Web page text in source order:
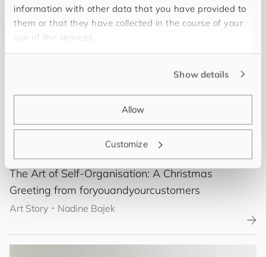
information with other data that you have provided to
them or that they have collected in the course of your
use of the services.
Show details
Allow
Customize
The Art of Self-Organisation: A Christmas
Greeting from foryouandyourcustomers
Art Story ･ Nadine Bajek